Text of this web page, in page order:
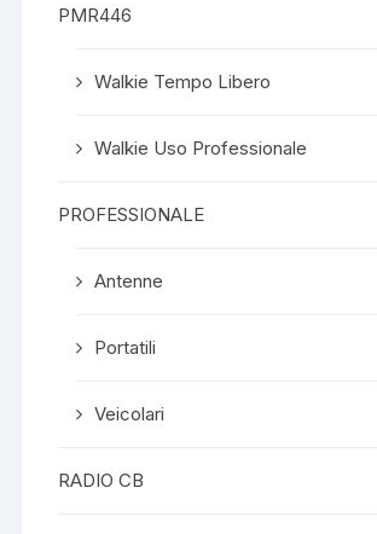
PMR446
Walkie Tempo Libero
Walkie Uso Professionale
PROFESSIONALE
Antenne
Portatili
Veicolari
RADIO CB